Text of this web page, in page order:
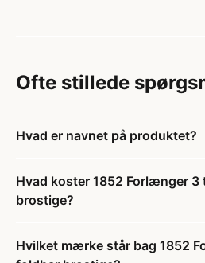
Ofte stillede
Hvad er navnet på produktet?
Hvad koster 1852 Forlænger
brostige?
Hvilket mærke står bag 1852